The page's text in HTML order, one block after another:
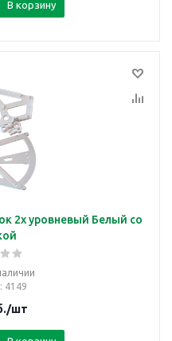
В корзину
2х уровневый Белый со
: 4149
/шт